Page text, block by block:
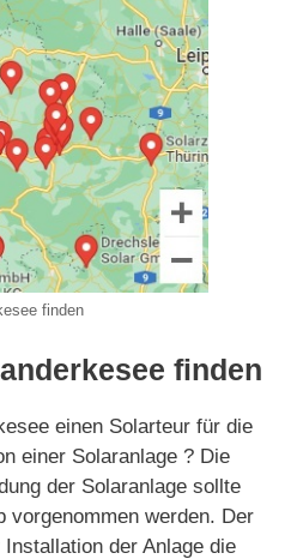
finden
finden
einen Solarteur für die
einer Solaranlage ? Die
der Solaranlage sollte
vorgenommen werden. Der
der Anlage die